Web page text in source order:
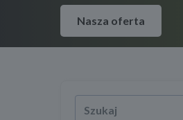
Nasza oferta